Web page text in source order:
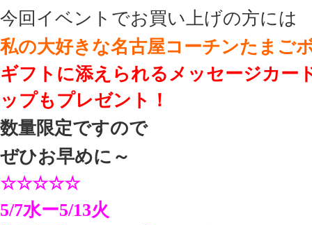
今回イベントでお買い上げの方には
私の大好きな名古屋コーチンたまご
ギフトに添えられるメッセージカー
ップもプレゼント！
数量限定ですので
ぜひお早めに～
☆☆☆☆☆
5/7水ー5/13火